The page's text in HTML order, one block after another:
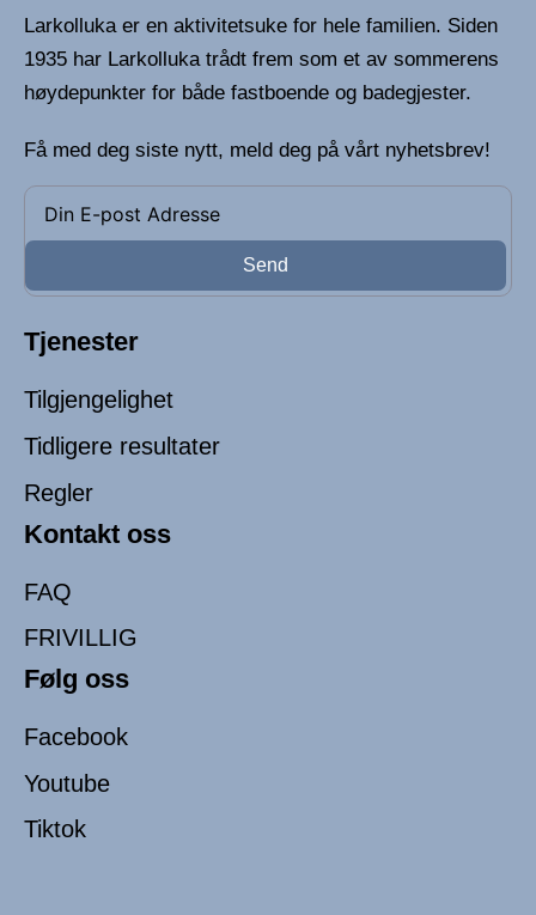
Larkolluka er en aktivitetsuke for hele familien. Siden
1935 har Larkolluka trådt frem som et av sommerens
høydepunkter for både fastboende og badegjester.
Få med deg siste nytt, meld deg på vårt nyhetsbrev!
Send
Tjenester
Tilgjengelighet
Tidligere resultater
Regler
Kontakt oss
FAQ
FRIVILLIG
Følg oss
Facebook
Youtube
Tiktok